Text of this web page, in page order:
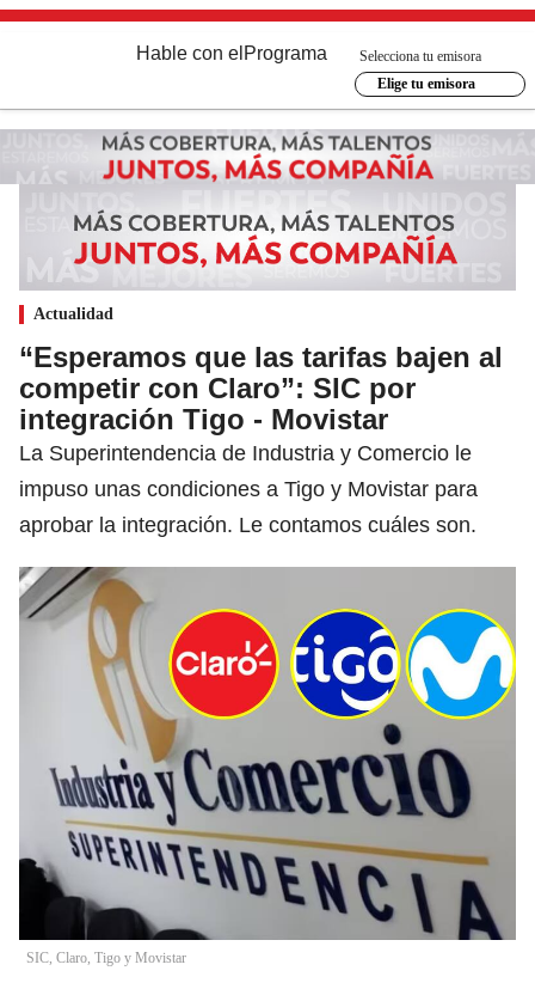
Hable con el Programa
Selecciona tu emisora
Elige tu emisora
Actualidad
“Esperamos que las tarifas bajen al
competir con Claro”: SIC por
integración Tigo - Movistar
La Superintendencia de Industria y Comercio le
impuso unas condiciones a Tigo y Movistar para
aprobar la integración. Le contamos cuáles son.
SIC, Claro, Tigo y Movistar